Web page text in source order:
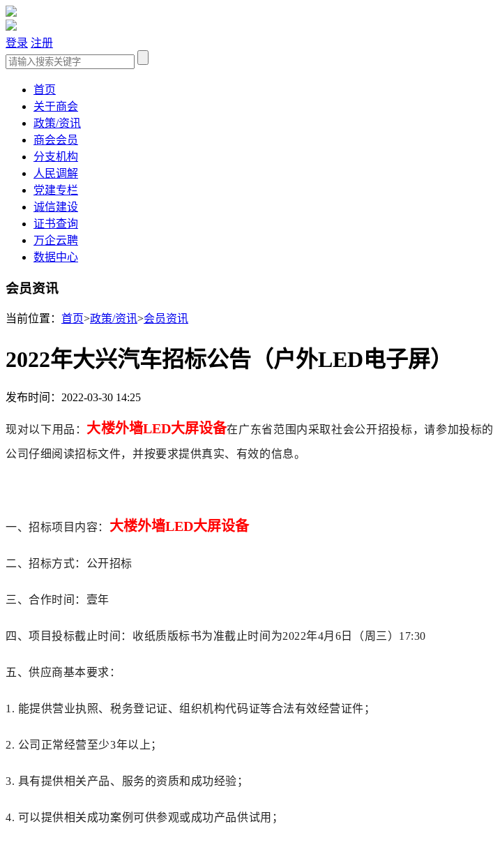
登录 注册
首页
关于商会
政策/资讯
商会会员
分支机构
人民调解
党建专栏
诚信建设
证书查询
万企云聘
数据中心
会员资讯
当前位置： 首页>政策/资讯>会员资讯
2022年大兴汽车招标公告（户外LED电子屏）
发布时间：2022-03-30 14:25
现对以下用品： 大楼外墙LED大屏设备在广东省范围内采取社会公开招投标，请参加投标的
公司仔细阅读招标文件，并按要求提供真实、有效的信息。
一、招标项目内容： 大楼外墙LED大屏设备
二、招标方式： 公开招标
三、合作时间：壹年
四、项目投标截止时间：收纸质版标书为准截止时间为2022年4月 6 日（周 三 ） 1 7:30
五、供应商基本要求：
1. 能提供营业执照、税务登记证、组织机构代码证等合法有效经营证件；
2. 公司正常经营至少3年以上；
3. 具有提供相关产品、服务的资质和成功经验；
4. 可以提供相关成功案例可供参观或成功产品供试用；